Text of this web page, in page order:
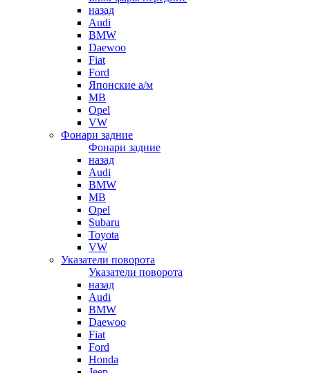
назад
Audi
BMW
Daewoo
Fiat
Ford
Японские а/м
MB
Opel
VW
Фонари задние
Фонари задние
назад
Audi
BMW
MB
Opel
Subaru
Toyota
VW
Указатели поворота
Указатели поворота
назад
Audi
BMW
Daewoo
Fiat
Ford
Honda